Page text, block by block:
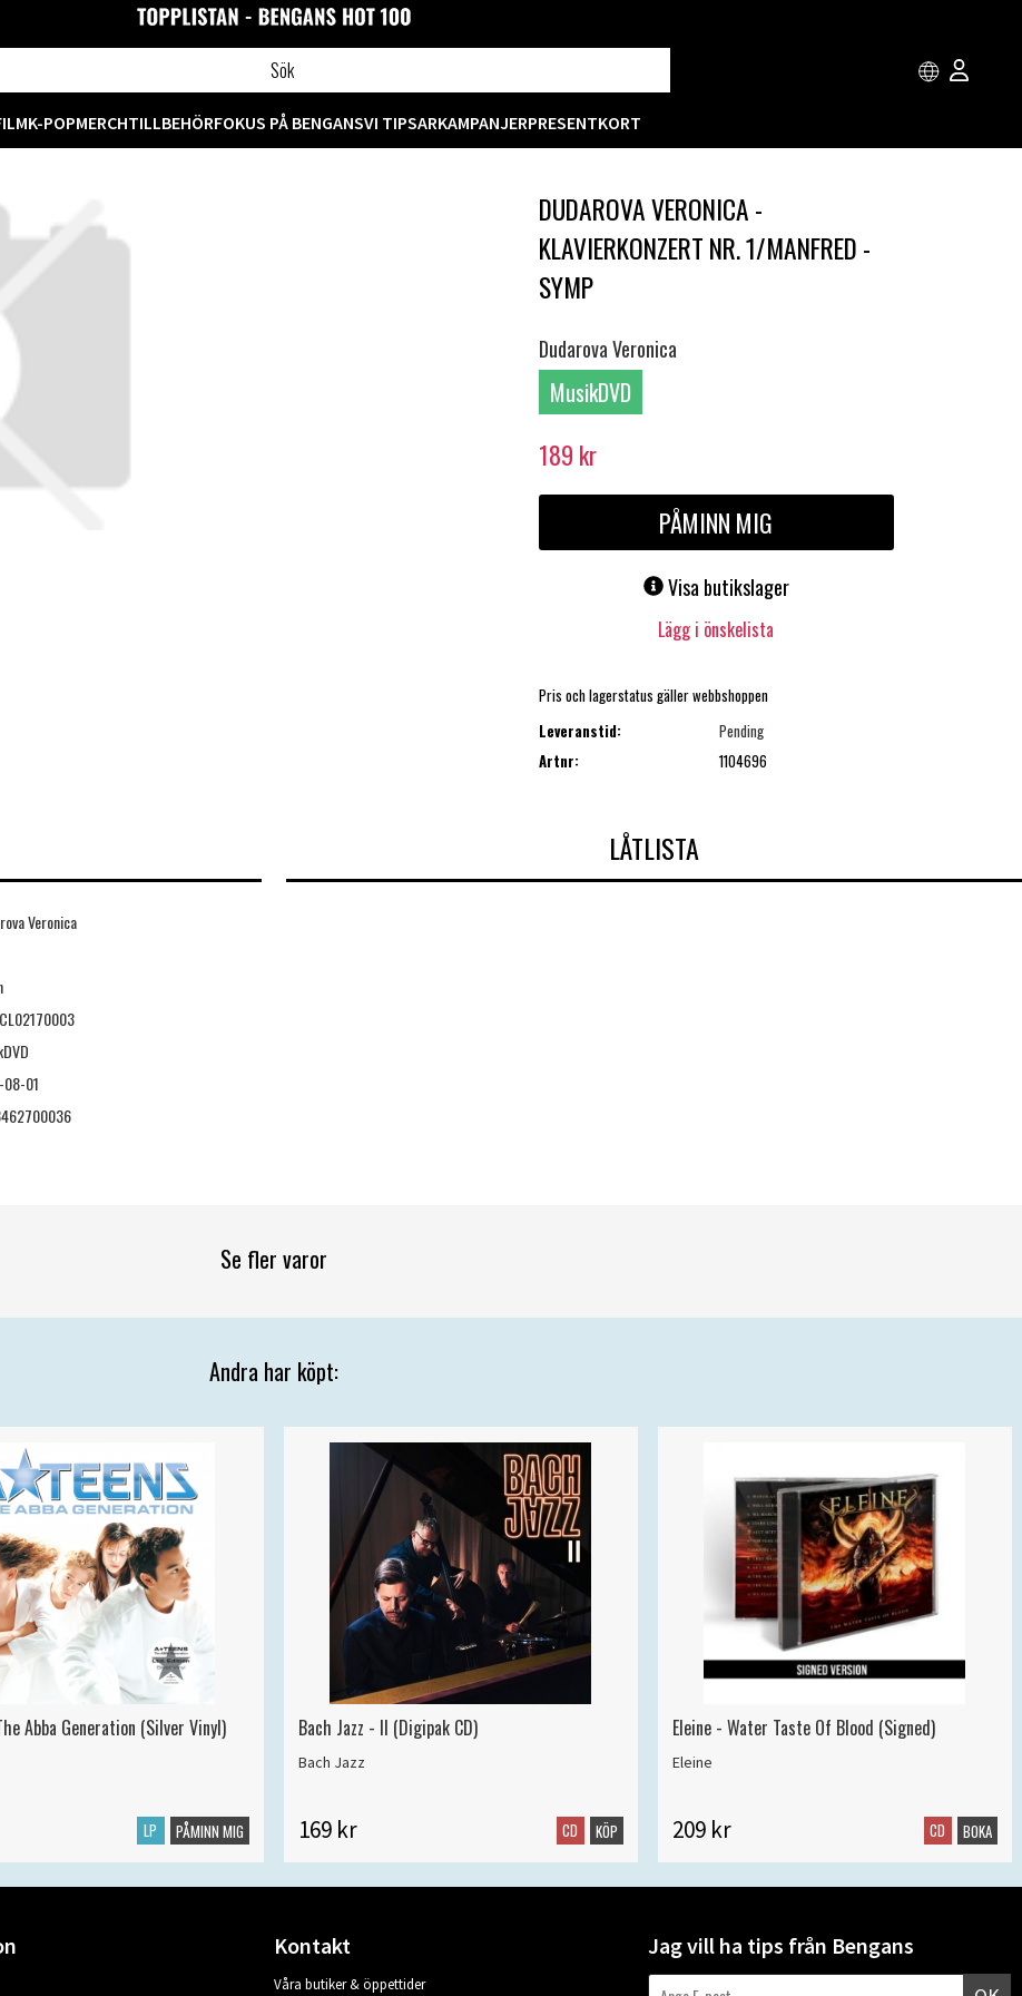
K-POPMERCHTILLBEHÖRFOKUS PÅ BENGANSVI TIPSARKAMPANJERPRESENTKORT
DUDAROVA VERONICA -
KLAVIERKONZERT NR. 1/MANFRED -
SYMP
Dudarova Veronica
MusikDVD
189 kr
PÅMINN MIG
Visa butikslager
Lägg i önskelista
Pris och lagerstatus gäller webbshoppen
Leveranstid:
Pending
Artnr:
1104696
Veronica
08-01
LÅTLISTA
Se fler varor
Andra har köpt:
Abba Generation (Silver Vinyl)
LP PÅMINN MIG
Bach Jazz - II (Digipak CD)
Bach Jazz
169 kr CD KÖP
Eleine - Water Taste Of Blood (Signed)
Eleine
209 kr CD BOKA
Kontakt
Våra butiker & öppettider
Jag vill ha tips från Bengans